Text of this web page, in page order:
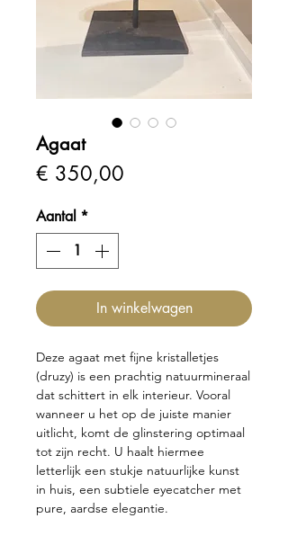
Agaat
€ 350,00
Aantal *
In winkelwagen
Deze agaat met fijne kristalletjes
(druzy) is een prachtig natuurmineraal
dat schittert in elk interieur. Vooral
wanneer u het op de juiste manier
uitlicht, komt de glinstering optimaal
tot zijn recht. U haalt hiermee
letterlijk een stukje natuurlijke kunst
in huis, een subtiele eyecatcher met
pure, aardse elegantie.